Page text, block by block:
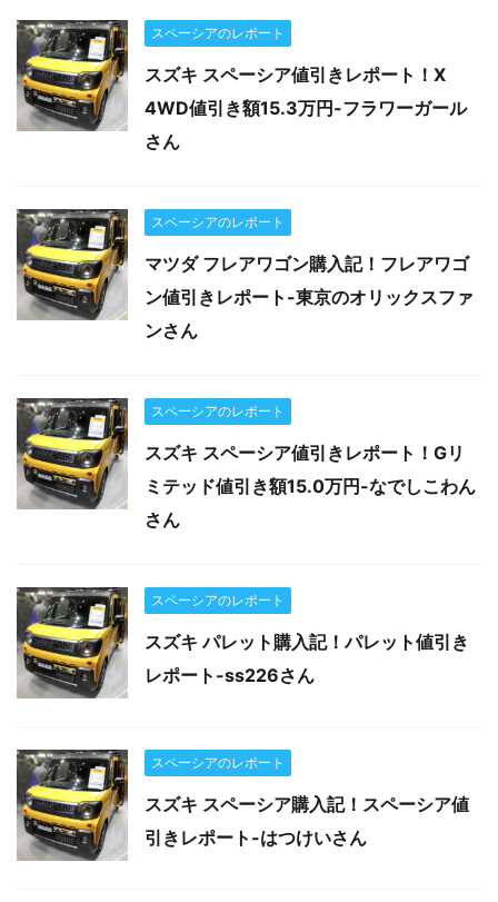
スペーシアのレポート
スズキ スペーシア値引きレポート！X
4WD値引き額15.3万円-フラワーガール
さん
スペーシアのレポート
マツダ フレアワゴン購入記！フレアワゴ
ン値引きレポート-東京のオリックスファ
ンさん
スペーシアのレポート
スズキ スペーシア値引きレポート！Gリ
ミテッド値引き額15.0万円-なでしこわん
さん
スペーシアのレポート
スズキ パレット購入記！パレット値引き
レポート-ss226さん
スペーシアのレポート
スズキ スペーシア購入記！スペーシア値
引きレポート-はつけいさん